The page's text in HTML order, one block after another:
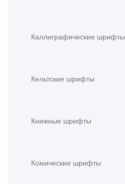
Каллиграфические шрифты
Кельтские шрифты
Книжные шрифты
Комические шрифты